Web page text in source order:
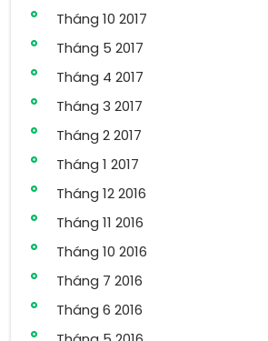
Tháng 10 2017
Tháng 5 2017
Tháng 4 2017
Tháng 3 2017
Tháng 2 2017
Tháng 1 2017
Tháng 12 2016
Tháng 11 2016
Tháng 10 2016
Tháng 7 2016
Tháng 6 2016